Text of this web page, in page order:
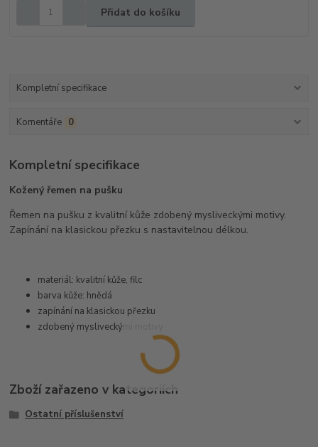
Přidat do košíku
Kompletní specifikace
Komentáře 0
Kompletní specifikace
Kožený řemen na pušku
Řemen na pušku z kvalitní kůže zdobený mysliveckými motivy.
Zapínání na klasickou přezku s nastavitelnou délkou.
materiál: kvalitní kůže, filc
barva kůže: hnědá
zapínání na klasickou přezku
zdobený mysliveckými motivy
Zboží zařazeno v kategoriích
Ostatní příslušenství